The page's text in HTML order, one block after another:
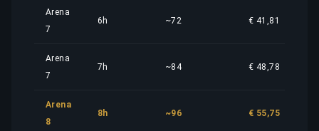
Arena
7
6h ~72 € 41,81
Arena
7
7h ~84 € 48,78
Arena
8
8h ~96 € 55,75